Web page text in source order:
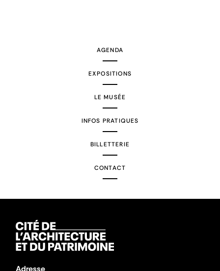
AGENDA
EXPOSITIONS
LE MUSÉE
INFOS PRATIQUES
BILLETTERIE
CONTACT
Adresse